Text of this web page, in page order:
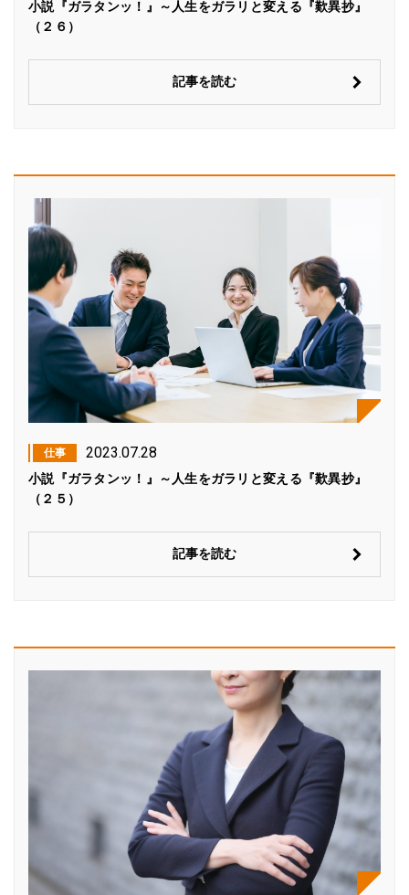
小説『ガラタンッ！』～人生をガラリと変える『歎異抄』
（２６）
記事を読む
仕事 2023.07.28
小説『ガラタンッ！』～人生をガラリと変える『歎異抄』
（２５）
記事を読む